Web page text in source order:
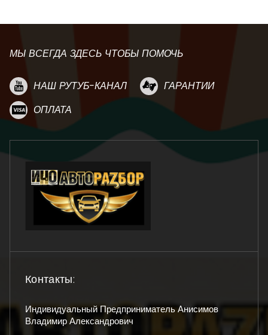
МЫ ВСЕГДА ЗДЕСЬ ЧТОБЫ ПОМОЧЬ
НАШ РУТУБ-КАНАЛ
ГАРАНТИИ
ОПЛАТА
Контакты:
Индивидуальный Предприниматель Анисимов
Владимир Александрович